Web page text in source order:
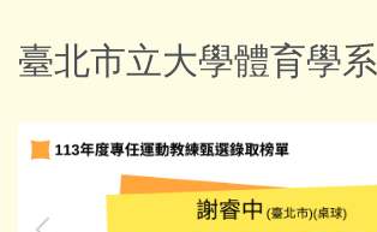
到
主
臺北市立大學體育學系